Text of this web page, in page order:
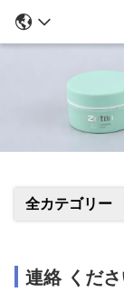
全カテゴリー
連絡 くだ